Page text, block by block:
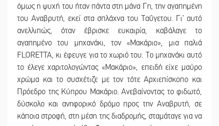
όμως η ψυχή του ήταν πάντα στη μάνα Γη, την αγαπημένη
του Αναβρυτή, εκεί στα σπλάχνα του Ταΰγετου. Γι’ αυτό
ανελλιπώς, όταν έβρισκε ευκαιρία, καβάλαγε το
αγαπημένο του μηχανάκι, τον «Μακάριο», μια παλιά
FLORETTA, κι έφευγε για το χωριό του. Το μηχανάκι αυτό
το έλεγε χαριτολογώντας «Μακάριο», επειδή είχε μαύρο
χρώμα και το συσχέτιζε με τον τότε Αρχιεπίσκοπο και
Πρόεδρο της Κύπρου Μακάριο. Ανεβαίνοντας το φιδωτό,
δύσκολο και ανηφορικό δρόμο προς την Αναβρυτή, σε
κάποια στροφή, στη μέση της διαδρομής, σταμάταγε για να